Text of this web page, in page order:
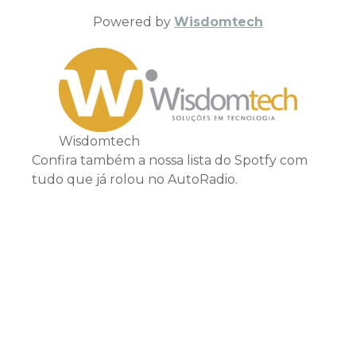
Powered by Wisdomtech
Wisdomtech
Confira também a nossa lista do Spotfy com
tudo que já rolou no AutoRadio.